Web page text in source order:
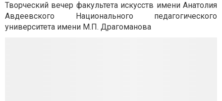
Творческий вечер факультета искусств имени Анатолия
Авдеевского Национального педагогического
университета имени М.П. Драгоманова